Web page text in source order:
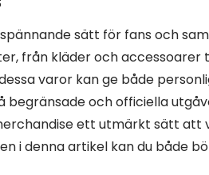
sätt för fans och
från kläder och accessoarer
varor kan ge både
och officiella
ett utmärkt sätt att
i denna artikel kan du både